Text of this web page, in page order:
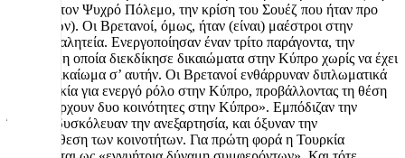
βάσεων, τον Ψυχρό Πόλεμο, την κρίση του Σουέζ που ήταν προ
των πυλών). Οι Βρετανοί, όμως, ήταν (είναι) μαέστροι στην
πολιτική αλητεία. Ενεργοποίησαν έναν τρίτο παράγοντα, την
Τουρκία, η οποία διεκδίκησε δικαιώματα στην Κύπρο χωρίς να έχει
κανένα δικαίωμα σ’ αυτήν. Οι Βρετανοί ενθάρρυναν διπλωματικά
την Τουρκία για ενεργό ρόλο στην Κύπρο, προβάλλοντας τη θέση
ότι: «υπάρχουν δυο κοινότητες στην Κύπρο». Εμπόδιζαν την
Ένωση, δυσκόλευαν την ανεξαρτησία, και όξυναν την
αντιπαράθεση των κοινοτήτων. Για πρώτη φορά η Τουρκία